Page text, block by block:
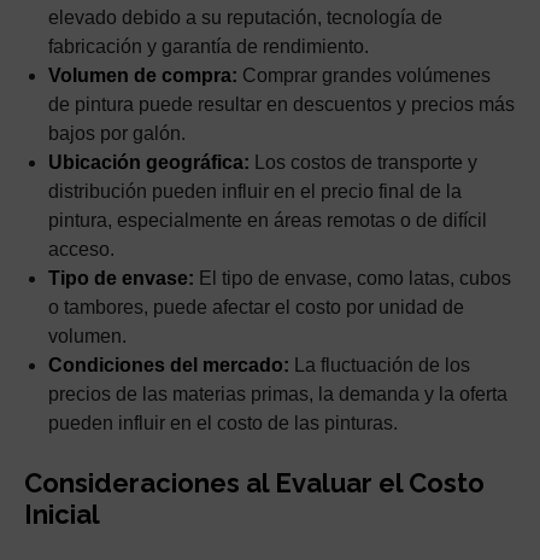
elevado debido a su reputación, tecnología de
fabricación y garantía de rendimiento.
Volumen de compra: Comprar grandes volúmenes
de pintura puede resultar en descuentos y precios más
bajos por galón.
Ubicación geográfica: Los costos de transporte y
distribución pueden influir en el precio final de la
pintura, especialmente en áreas remotas o de difícil
acceso.
Tipo de envase: El tipo de envase, como latas, cubos
o tambores, puede afectar el costo por unidad de
volumen.
Condiciones del mercado: La fluctuación de los
precios de las materias primas, la demanda y la oferta
pueden influir en el costo de las pinturas.
Consideraciones al Evaluar el Costo
Inicial